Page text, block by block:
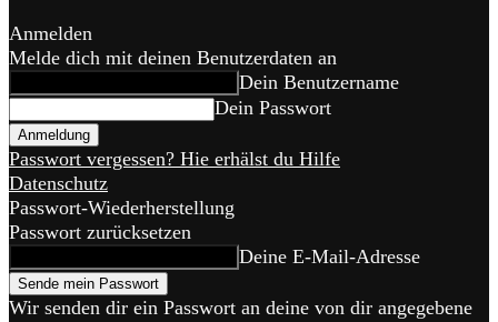
Anmelden
Melde dich mit deinen Benutzerdaten an
Dein Benutzername
Dein Passwort
Passwort vergessen? Hie erhälst du Hilfe
Datenschutz
Passwort-Wiederherstellung
Passwort zurücksetzen
Deine E-Mail-Adresse
Wir senden dir ein Passwort an deine von dir angegebene